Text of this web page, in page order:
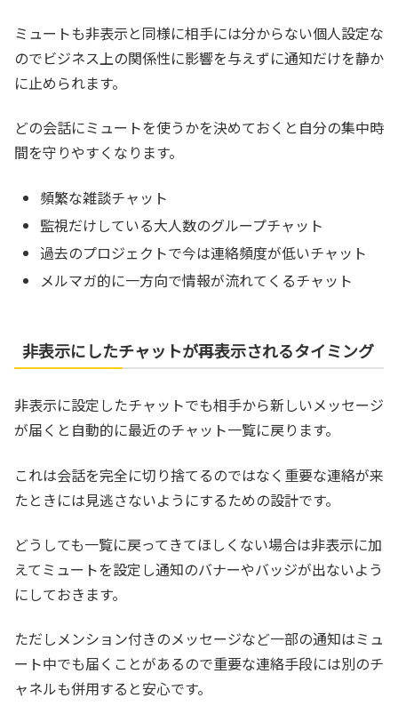
ミュートも非表示と同様に相手には分からない個人設定な
のでビジネス上の関係性に影響を与えずに通知だけを静か
に止められます。
どの会話にミュートを使うかを決めておくと自分の集中時
間を守りやすくなります。
頻繁な雑談チャット
監視だけしている大人数のグループチャット
過去のプロジェクトで今は連絡頻度が低いチャット
メルマガ的に一方向で情報が流れてくるチャット
非表示にしたチャットが再表示されるタイミング
非表示に設定したチャットでも相手から新しいメッセージ
が届くと自動的に最近のチャット一覧に戻ります。
これは会話を完全に切り捨てるのではなく重要な連絡が来
たときには見逃さないようにするための設計です。
どうしても一覧に戻ってきてほしくない場合は非表示に加
えてミュートを設定し通知のバナーやバッジが出ないよう
にしておきます。
ただしメンション付きのメッセージなど一部の通知はミュ
ート中でも届くことがあるので重要な連絡手段には別のチ
ャネルも併用すると安心です。